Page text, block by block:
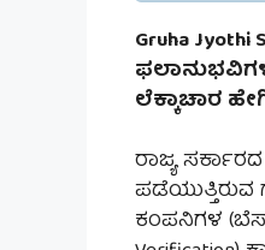
Gruha
ಲೆಕ್ಕಾಚಾರ
ರಾಜ್ಯ
ಪಡೆಯುತ್ತಿರುವ
ಕಂಪನಿಗಳ